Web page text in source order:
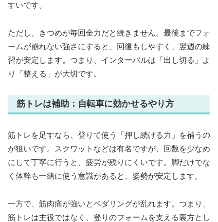
すいです。
ただし、きつめが毎回全力だと続きません。最後までフォ
ームが崩れない強さにすると、回復もしやすく、翌週の練
習が安定します。つまり、インターバルは「出し切る」よ
り「整える」が大切です。
筋トレは補助：自転車に効かせるやり方
筋トレを足すなら、登りで使う「押し続ける力」を補うの
が狙いです。スクワットなどは有名ですが、回数を少なめ
にして丁寧に行うと、疲労が残りにくいです。脚だけでな
く体幹も一緒に使う意識があると、姿勢が安定します。
一方で、筋肉痛が強いとペダリングが乱れます。つまり、
筋トレは主役ではなく、登りのフォームを支える裏方とし